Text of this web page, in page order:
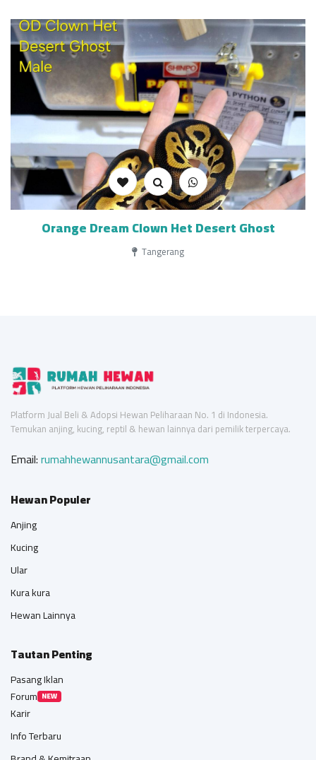
Orange Dream Clown Het Desert Ghost
Tangerang
Platform Jual Beli & Adopsi Hewan Peliharaan No. 1 di Indonesia.
Temukan anjing, kucing, reptil & hewan lainnya dari pemilik terpercaya.
Email:rumahhewannusantara@gmail.com
Hewan Populer
Anjing
Kucing
Ular
Kura kura
Hewan Lainnya
Tautan Penting
Pasang Iklan
Forum NEW
Karir
Info Terbaru